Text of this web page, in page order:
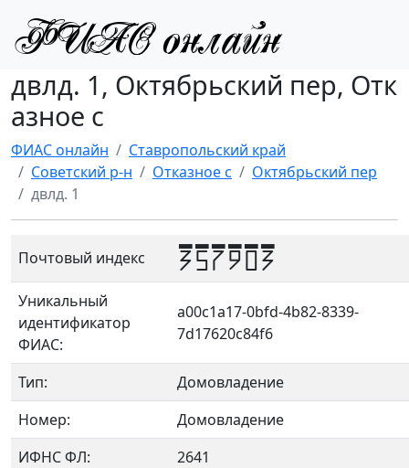
двлд. 1, Октябрьский пер, Отк
азное с
ФИАС онлайн
Ставропольский край
Советский р-н
Отказное с
Октябрьский пер
двлд. 1
Почтовый индекс 357903
Уникальный
идентификатор
ФИАС:
a00c1a17-0bfd-4b82-8339-
7d17620c84f6
Тип:
Домовладение
Номер:
Домовладение
ИФНС ФЛ:
2641